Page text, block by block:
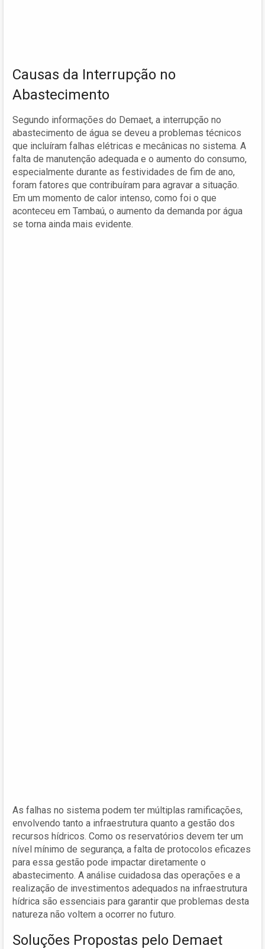
Causas da Interrupção no
Abastecimento
Segundo informações do Demaet, a interrupção no
abastecimento de água se deveu a problemas técnicos
que incluíram falhas elétricas e mecânicas no sistema. A
falta de manutenção adequada e o aumento do consumo,
especialmente durante as festividades de fim de ano,
foram fatores que contribuíram para agravar a situação.
Em um momento de calor intenso, como foi o que
aconteceu em Tambaú, o aumento da demanda por água
se torna ainda mais evidente.
As falhas no sistema podem ter múltiplas ramificações,
envolvendo tanto a infraestrutura quanto a gestão dos
recursos hídricos. Como os reservatórios devem ter um
nível mínimo de segurança, a falta de protocolos eficazes
para essa gestão pode impactar diretamente o
abastecimento. A análise cuidadosa das operações e a
realização de investimentos adequados na infraestrutura
hídrica são essenciais para garantir que problemas desta
natureza não voltem a ocorrer no futuro.
Soluções Propostas pelo Demaet